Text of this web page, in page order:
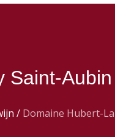
Saint-
/ Domaine Hubert-